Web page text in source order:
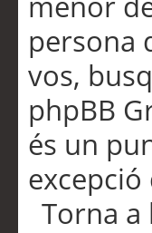
persona
vos,
phpBB
és un
Torna a